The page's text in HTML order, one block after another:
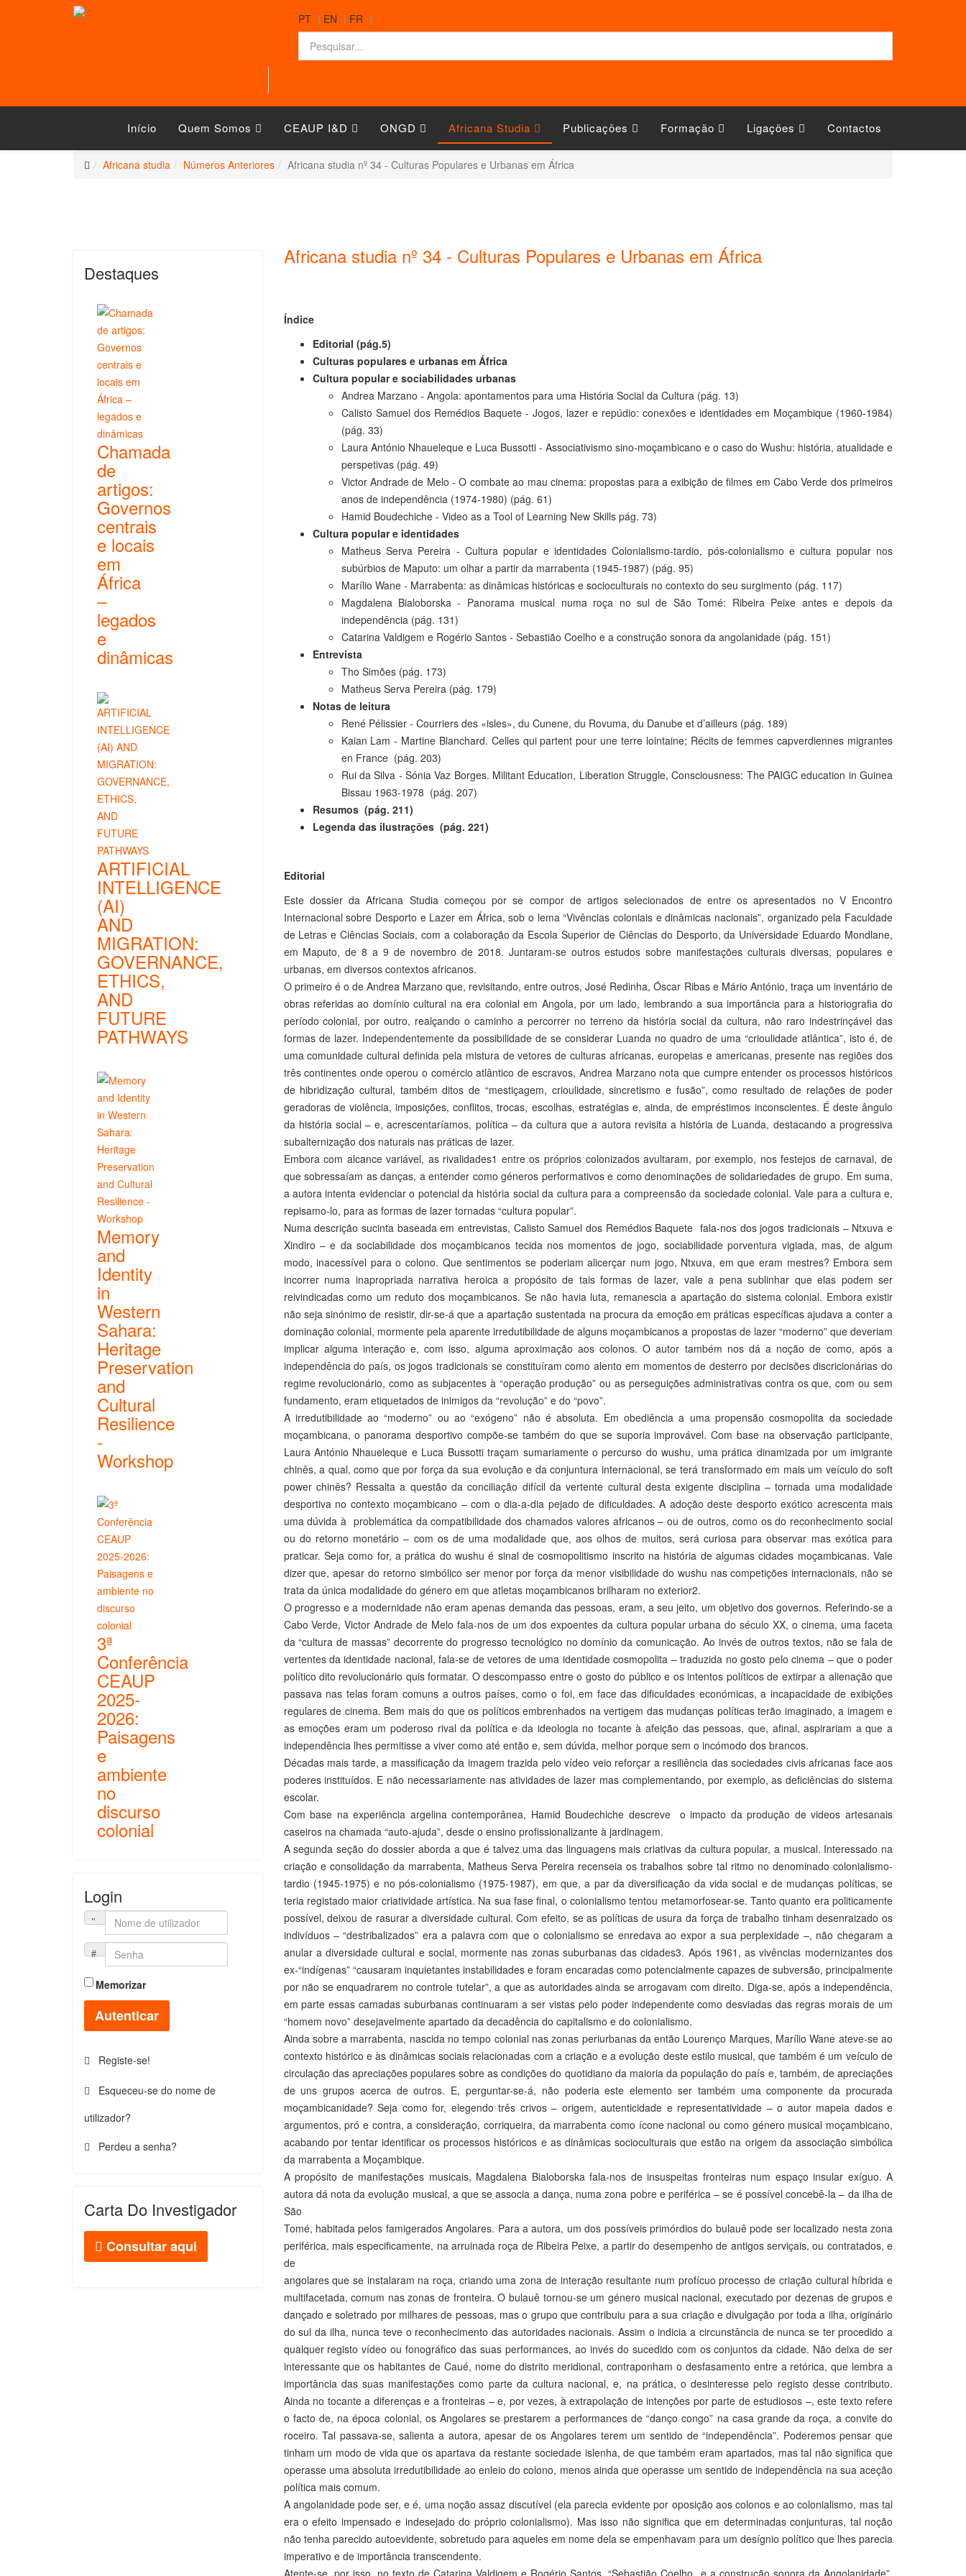
PT | EN | FR |
Início Quem Somos CEAUP I&D ONGD Africana Studia Publicações Formação Ligações Contactos
Africana studia Números Anteriores Africana studia nº 34 - Culturas Populares e Urbanas em África
Destaques
Chamada
de
artigos:
Governos
centrais
e locais
em
África
–
legados
e
dinâmicas
ARTIFICIAL
INTELLIGENCE
(AI)
AND
MIGRATION:
GOVERNANCE,
ETHICS,
AND
FUTURE
PATHWAYS
Memory
and
Identity
in
Western
Sahara:
Heritage
Preservation
and
Cultural
Resilience
-
Workshop
3ª
Conferência
CEAUP
2025-
2026:
Paisagens
e
ambiente
no
discurso
colonial
Login
Memorizar
Autenticar
Registe-se!
Esqueceu-se do nome de
utilizador?
Perdeu a senha?
Carta Do Investigador
Consultar aqui
Africana studia nº 34 - Culturas Populares e Urbanas em África
Índice
Editorial (pág.5)
Culturas populares e urbanas em África
Cultura popular e sociabilidades urbanas
Andrea Marzano - Angola: apontamentos para uma História Social da Cultura (pág. 13)
Calisto Samuel dos Remédios Baquete - Jogos, lazer e repúdio: conexões e identidades em Moçambique (1960-1984)
(pág. 33)
Laura António Nhaueleque e Luca Bussotti - Associativismo sino-moçambicano e o caso do Wushu: história, atualidade e
perspetivas (pág. 49)
Victor Andrade de Melo - O combate ao mau cinema: propostas para a exibição de filmes em Cabo Verde dos primeiros
anos de independência (1974-1980) (pág. 61)
Hamid Boudechiche - Video as a Tool of Learning New Skills pág. 73)
Cultura popular e identidades
Matheus Serva Pereira - Cultura popular e identidades Colonialismo-tardio, pós-colonialismo e cultura popular nos
subúrbios de Maputo: um olhar a partir da marrabenta (1945-1987) (pág. 95)
Marílio Wane - Marrabenta: as dinâmicas históricas e socioculturais no contexto do seu surgimento (pág. 117)
Magdalena Bialoborska - Panorama musical numa roça no sul de São Tomé: Ribeira Peixe antes e depois da
independência (pág. 131)
Catarina Valdigem e Rogério Santos - Sebastião Coelho e a construção sonora da angolanidade (pág. 151)
Entrevista
Tho Simões (pág. 173)
Matheus Serva Pereira (pág. 179)
Notas de leitura
René Pélissier - Courriers des «isles», du Cunene, du Rovuma, du Danube et d’ailleurs (pág. 189)
Kaian Lam - Martine Blanchard. Celles qui partent pour une terre lointaine; Récits de femmes capverdiennes migrantes
en France (pág. 203)
Rui da Silva - Sónia Vaz Borges. Militant Education, Liberation Struggle, Consciousness: The PAIGC education in Guinea
Bissau 1963-1978 (pág. 207)
Resumos (pág. 211)
Legenda das ilustrações (pág. 221)
Editorial
Este dossier da Africana Studia começou por se compor de artigos selecionados de entre os apresentados no V Encontro
Internacional sobre Desporto e Lazer em África, sob o lema “Vivências coloniais e dinâmicas nacionais”, organizado pela Faculdade
de Letras e Ciências Sociais, com a colaboração da Escola Superior de Ciências do Desporto, da Universidade Eduardo Mondlane,
em Maputo, de 8 a 9 de novembro de 2018. Juntaram-se outros estudos sobre manifestações culturais diversas, populares e
urbanas, em diversos contextos africanos.
O primeiro é o de Andrea Marzano que, revisitando, entre outros, José Redinha, Óscar Ribas e Mário António, traça um inventário de
obras referidas ao domínio cultural na era colonial em Angola, por um lado, lembrando a sua importância para a historiografia do
período colonial, por outro, realçando o caminho a percorrer no terreno da história social da cultura, não raro indestrinçável das
formas de lazer. Independentemente da possibilidade de se considerar Luanda no quadro de uma “crioulidade atlântica”, isto é, de
uma comunidade cultural definida pela mistura de vetores de culturas africanas, europeias e americanas, presente nas regiões dos
três continentes onde operou o comércio atlântico de escravos, Andrea Marzano nota que cumpre entender os processos históricos
de hibridização cultural, também ditos de “mestiçagem, crioulidade, sincretismo e fusão”, como resultado de relações de poder
geradoras de violência, imposições, conflitos, trocas, escolhas, estratégias e, ainda, de empréstimos inconscientes. É deste ângulo
da história social – e, acrescentaríamos, política – da cultura que a autora revisita a história de Luanda, destacando a progressiva
subalternização dos naturais nas práticas de lazer.
Embora com alcance variável, as rivalidades1 entre os próprios colonizados avultaram, por exemplo, nos festejos de carnaval, de
que sobressaíam as danças, a entender como géneros performativos e como denominações de solidariedades de grupo. Em suma,
a autora intenta evidenciar o potencial da história social da cultura para a compreensão da sociedade colonial. Vale para a cultura e,
repisamo-lo, para as formas de lazer tornadas “cultura popular”.
Numa descrição sucinta baseada em entrevistas, Calisto Samuel dos Remédios Baquete fala-nos dos jogos tradicionais – Ntxuva e
Xindiro – e da sociabilidade dos moçambicanos tecida nos momentos de jogo, sociabilidade porventura vigiada, mas, de algum
modo, inacessível para o colono. Que sentimentos se poderiam alicerçar num jogo, Ntxuva, em que eram mestres? Embora sem
incorrer numa inapropriada narrativa heroica a propósito de tais formas de lazer, vale a pena sublinhar que elas podem ser
reivindicadas como um reduto dos moçambicanos. Se não havia luta, remanescia a apartação do sistema colonial. Embora existir
não seja sinónimo de resistir, dir-se-á que a apartação sustentada na procura da emoção em práticas específicas ajudava a conter a
dominação colonial, mormente pela aparente irredutibilidade de alguns moçambicanos a propostas de lazer “moderno” que deveriam
implicar alguma interação e, com isso, alguma aproximação aos colonos. O autor também nos dá a noção de como, após a
independência do país, os jogos tradicionais se constituíram como alento em momentos de desterro por decisões discricionárias do
regime revolucionário, como as subjacentes à “operação produção” ou as perseguições administrativas contra os que, com ou sem
fundamento, eram etiquetados de inimigos da “revolução” e do “povo”.
A irredutibilidade ao “moderno” ou ao “exógeno” não é absoluta. Em obediência a uma propensão cosmopolita da sociedade
moçambicana, o panorama desportivo compõe-se também do que se suporia improvável. Com base na observação participante,
Laura António Nhaueleque e Luca Bussotti traçam sumariamente o percurso do wushu, uma prática dinamizada por um imigrante
chinês, a qual, como que por força da sua evolução e da conjuntura internacional, se terá transformado em mais um veículo do soft
power chinês? Ressalta a questão da conciliação difícil da vertente cultural desta exigente disciplina – tornada uma modalidade
desportiva no contexto moçambicano – com o dia-a-dia pejado de dificuldades. A adoção deste desporto exótico acrescenta mais
uma dúvida à problemática da compatibilidade dos chamados valores africanos – ou de outros, como os do reconhecimento social
ou do retorno monetário – com os de uma modalidade que, aos olhos de muitos, será curiosa para observar mas exótica para
praticar. Seja como for, a prática do wushu é sinal de cosmopolitismo inscrito na história de algumas cidades moçambicanas. Vale
dizer que, apesar do retorno simbólico ser menor por força da menor visibilidade do wushu nas competições internacionais, não se
trata da única modalidade do género em que atletas moçambicanos brilharam no exterior2.
O progresso e a modernidade não eram apenas demanda das pessoas, eram, a seu jeito, um objetivo dos governos. Referindo-se a
Cabo Verde, Victor Andrade de Melo fala-nos de um dos expoentes da cultura popular urbana do século XX, o cinema, uma faceta
da “cultura de massas” decorrente do progresso tecnológico no domínio da comunicação. Ao invés de outros textos, não se fala de
vertentes da identidade nacional, fala-se de vetores de uma identidade cosmopolita – traduzida no gosto pelo cinema – que o poder
político dito revolucionário quis formatar. O descompasso entre o gosto do público e os intentos políticos de extirpar a alienação que
passava nas telas foram comuns a outros países, como o foi, em face das dificuldades económicas, a incapacidade de exibições
regulares de cinema. Bem mais do que os políticos embrenhados na vertigem das mudanças políticas terão imaginado, a imagem e
as emoções eram um poderoso rival da política e da ideologia no tocante à afeição das pessoas, que, afinal, aspirariam a que a
independência lhes permitisse a viver como até então e, sem dúvida, melhor porque sem o incómodo dos brancos.
Décadas mais tarde, a massificação da imagem trazida pelo vídeo veio reforçar a resiliência das sociedades civis africanas face aos
poderes instituídos. E não necessariamente nas atividades de lazer mas complementando, por exemplo, as deficiências do sistema
escolar.
Com base na experiência argelina contemporânea, Hamid Boudechiche descreve o impacto da produção de videos artesanais
caseiros na chamada “auto-ajuda”, desde o ensino profissionalizante à jardinagem.
A segunda seção do dossier aborda a que é talvez uma das linguagens mais criativas da cultura popular, a musical. Interessado na
criação e consolidação da marrabenta, Matheus Serva Pereira recenseia os trabalhos sobre tal ritmo no denominado colonialismo-
tardio (1945-1975) e no pós-colonialismo (1975-1987), em que, a par da diversificação da vida social e de mudanças políticas, se
teria registado maior criatividade artística. Na sua fase final, o colonialismo tentou metamorfosear-se. Tanto quanto era politicamente
possível, deixou de rasurar a diversidade cultural. Com efeito, se as políticas de usura da força de trabalho tinham desenraizado os
indivíduos – “destribalizados” era a palavra com que o colonialismo se enredava ao expor a sua perplexidade –, não chegaram a
anular a diversidade cultural e social, mormente nas zonas suburbanas das cidades3. Após 1961, as vivências modernizantes dos
ex-“indígenas” “causaram inquietantes instabilidades e foram encaradas como potencialmente capazes de subversão, principalmente
por não se enquadrarem no controle tutelar”, a que as autoridades ainda se arrogavam com direito. Diga-se, após a independência,
em parte essas camadas suburbanas continuaram a ser vistas pelo poder independente como desviadas das regras morais de um
“homem novo” desejavelmente apartado da decadência do capitalismo e do colonialismo.
Ainda sobre a marrabenta, nascida no tempo colonial nas zonas periurbanas da então Lourenço Marques, Marílio Wane ateve-se ao
contexto histórico e às dinâmicas sociais relacionadas com a criação e a evolução deste estilo musical, que também é um veículo de
circulação das apreciações populares sobre as condições do quotidiano da maioria da população do país e, também, de apreciações
de uns grupos acerca de outros. E, perguntar-se-á, não poderia este elemento ser também uma componente da procurada
moçambicanidade? Seja como for, elegendo três crivos – origem, autenticidade e representatividade – o autor mapeia dados e
argumentos, pró e contra, a consideração, corriqueira, da marrabenta como ícone nacional ou como género musical moçambicano,
acabando por tentar identificar os processos históricos e as dinâmicas socioculturais que estão na origem da associação simbólica
da marrabenta a Moçambique.
A propósito de manifestações musicais, Magdalena Bialoborska fala-nos de insuspeitas fronteiras num espaço insular exíguo. A
autora dá nota da evolução musical, a que se associa a dança, numa zona pobre e periférica – se é possível concebê-la – da ilha de
São
Tomé, habitada pelos famigerados Angolares. Para a autora, um dos possíveis primórdios do bulauê pode ser localizado nesta zona
periférica, mais especificamente, na arruinada roça de Ribeira Peixe, a partir do desempenho de antigos serviçais, ou contratados, e
de
angolares que se instalaram na roça, criando uma zona de interação resultante num profícuo processo de criação cultural híbrida e
multifacetada, comum nas zonas de fronteira. O bulauê tornou-se um género musical nacional, executado por dezenas de grupos e
dançado e soletrado por milhares de pessoas, mas o grupo que contribuiu para a sua criação e divulgação por toda a ilha, originário
do sul da ilha, nunca teve o reconhecimento das autoridades nacionais. Assim o indicia a circunstância de nunca se ter procedido a
qualquer registo vídeo ou fonográfico das suas performances, ao invés do sucedido com os conjuntos da cidade. Não deixa de ser
interessante que os habitantes de Caué, nome do distrito meridional, contraponham o desfasamento entre a retórica, que lembra a
importância das suas manifestações como parte da cultura nacional, e, na prática, o desinteresse pelo registo desse contributo.
Ainda no tocante a diferenças e a fronteiras – e, por vezes, à extrapolação de intenções por parte de estudiosos –, este texto refere
o facto de, na época colonial, os Angolares se prestarem a performances de “danço congo” na casa grande da roça, a convite do
roceiro. Tal passava-se, salienta a autora, apesar de os Angolares terem um sentido de “independência”. Poderemos pensar que
tinham um modo de vida que os apartava da restante sociedade islenha, de que também eram apartados, mas tal não significa que
operasse uma absoluta irredutibilidade ao enleio do colono, menos ainda que operasse um sentido de independência na sua aceção
política mais comum.
A angolanidade pode ser, e é, uma noção assaz discutível (ela parecia evidente por oposição aos colonos e ao colonialismo, mas tal
era o efeito impensado e indesejado do próprio colonialismo). Mas isso não significa que em determinadas conjunturas, tal noção
não tenha parecido autoevidente, sobretudo para aqueles em nome dela se empenhavam para um desígnio político que lhes parecia
imperativo e de importância transcendente.
Atente-se, por isso, no texto de Catarina Valdigem e Rogério Santos, “Sebastião Coelho e a construção sonora da Angolanidade”,